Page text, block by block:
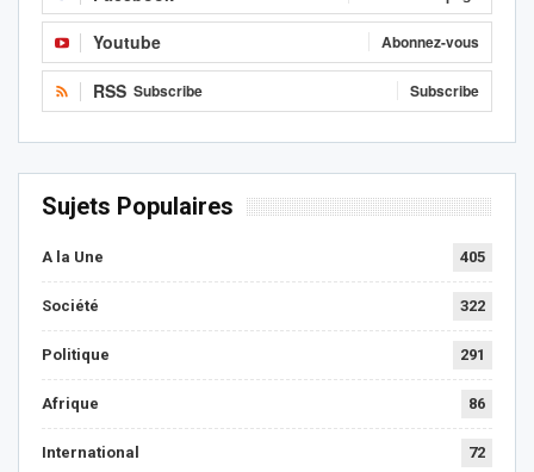
Youtube Abonnez-vous
RSS Subscribe Subscribe
Sujets Populaires
A la Une 405
Société 322
Politique 291
Afrique 86
International 72